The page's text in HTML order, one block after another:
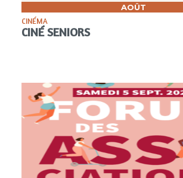
AOÛT
CINÉMA
CINÉ SENIORS